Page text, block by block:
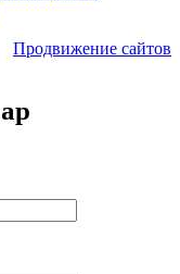
Продвижение сайтов